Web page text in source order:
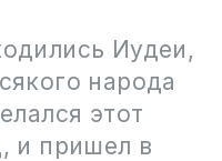
Иудеи,
народа
этот
и пришел в